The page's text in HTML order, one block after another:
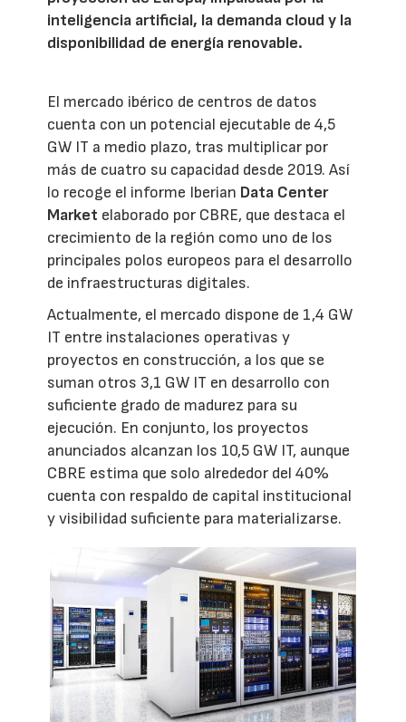
inteligencia artificial, la demanda cloud y la
disponibilidad de energía renovable.
El mercado ibérico de centros de datos
cuenta con un potencial ejecutable de 4,5
GW IT a medio plazo, tras multiplicar por
más de cuatro su capacidad desde 2019. Así
lo recoge el informe Iberian Data Center
Market elaborado por CBRE, que destaca el
crecimiento de la región como uno de los
principales polos europeos para el desarrollo
de infraestructuras digitales.
Actualmente, el mercado dispone de 1,4 GW
IT entre instalaciones operativas y
proyectos en construcción, a los que se
suman otros 3,1 GW IT en desarrollo con
suficiente grado de madurez para su
ejecución. En conjunto, los proyectos
anunciados alcanzan los 10,5 GW IT, aunque
CBRE estima que solo alrededor del 40%
cuenta con respaldo de capital institucional
y visibilidad suficiente para materializarse.